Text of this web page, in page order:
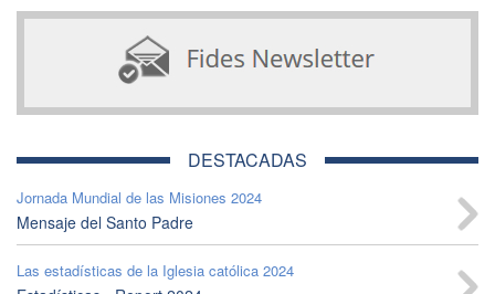
DESTACADAS
Jornada Mundial de las Misiones 2024
Mensaje del Santo Padre
Las estadísticas de la Iglesia católica 2024